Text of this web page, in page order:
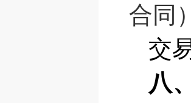
合同
交
八